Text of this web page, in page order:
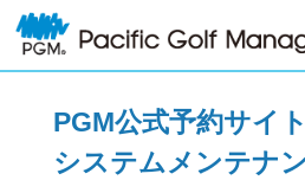
PGM公式予約サイ
システムメンテナ